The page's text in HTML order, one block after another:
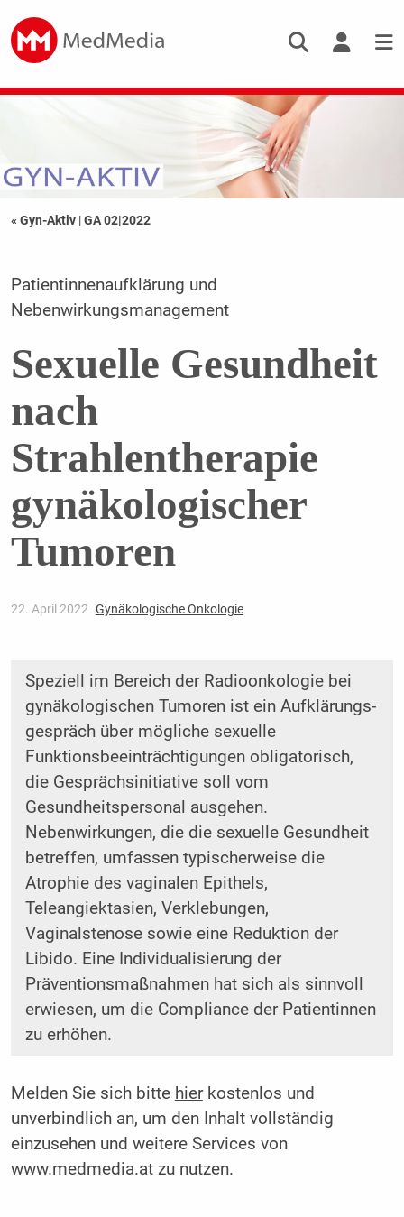
« Gyn-Aktiv |GA 02|2022
Patientinnenaufklärung und
Nebenwirkungsmanagement
Sexuelle Gesundheit
nach
Strahlentherapie
gynäkologischer
Tumoren
22. April 2022 Gynäkologische Onkologie
Speziell im Bereich der Radioonkologie bei
gynäkologischen Tumoren ist ein Aufklärungs­
gespräch über mögliche sexuelle
Funktionsbeeinträchtigungen obligatorisch,
die ­Gesprächsinitiative soll vom
Gesundheitspersonal ausgehen.
Nebenwirkungen, die die sexuelle Gesundheit
betreffen, umfassen typischerweise die
Atrophie des ­vaginalen Epithels,
Teleangiektasien, Verklebungen,
Vaginalstenose sowie eine Reduktion der
Libido. Eine Individualisierung der
Präventionsmaßnahmen hat sich als sinnvoll
erwiesen, um die Compliance der Patientinnen
zu erhöhen.
Melden Sie sich bitte hierkostenlos und
unverbindlich an, um den Inhalt vollständig
einzusehen und weitere Services von
www.medmedia.at zu nutzen.